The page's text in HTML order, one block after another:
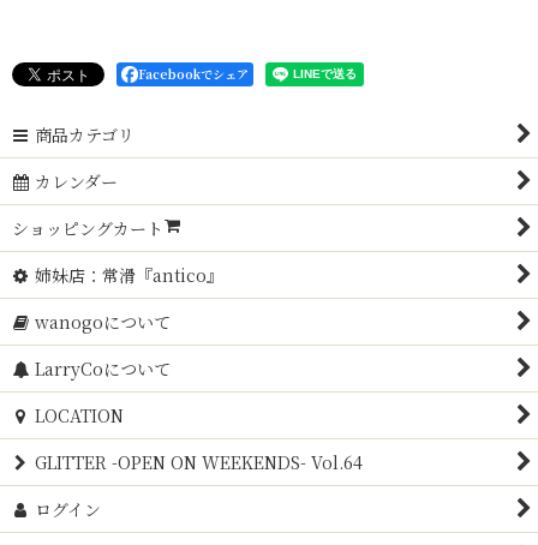
Facebookでシェア
商品カテゴリ
カレンダー
ショッピングカート
姉妹店：常滑『antico』
wanogoについて
LarryCoについて
LOCATION
GLITTER -OPEN ON WEEKENDS- Vol.64
ログイン